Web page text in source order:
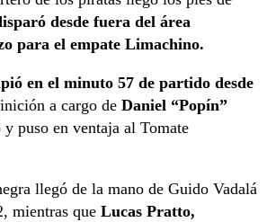
desde fuera del área
para el empate Limachino.
en el minuto 57 de partido desde
a cargo de Daniel “Popín”
puso en ventaja al Tomate
llegó de la mano de Guido Vadalá
mientras que Lucas Pratto,